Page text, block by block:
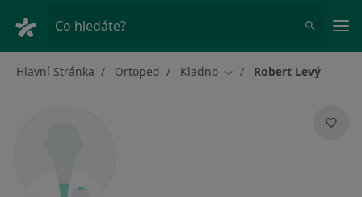
Co hledáte?
Hlavní Stránka Ortoped Kladno Změna města
Robert Levý